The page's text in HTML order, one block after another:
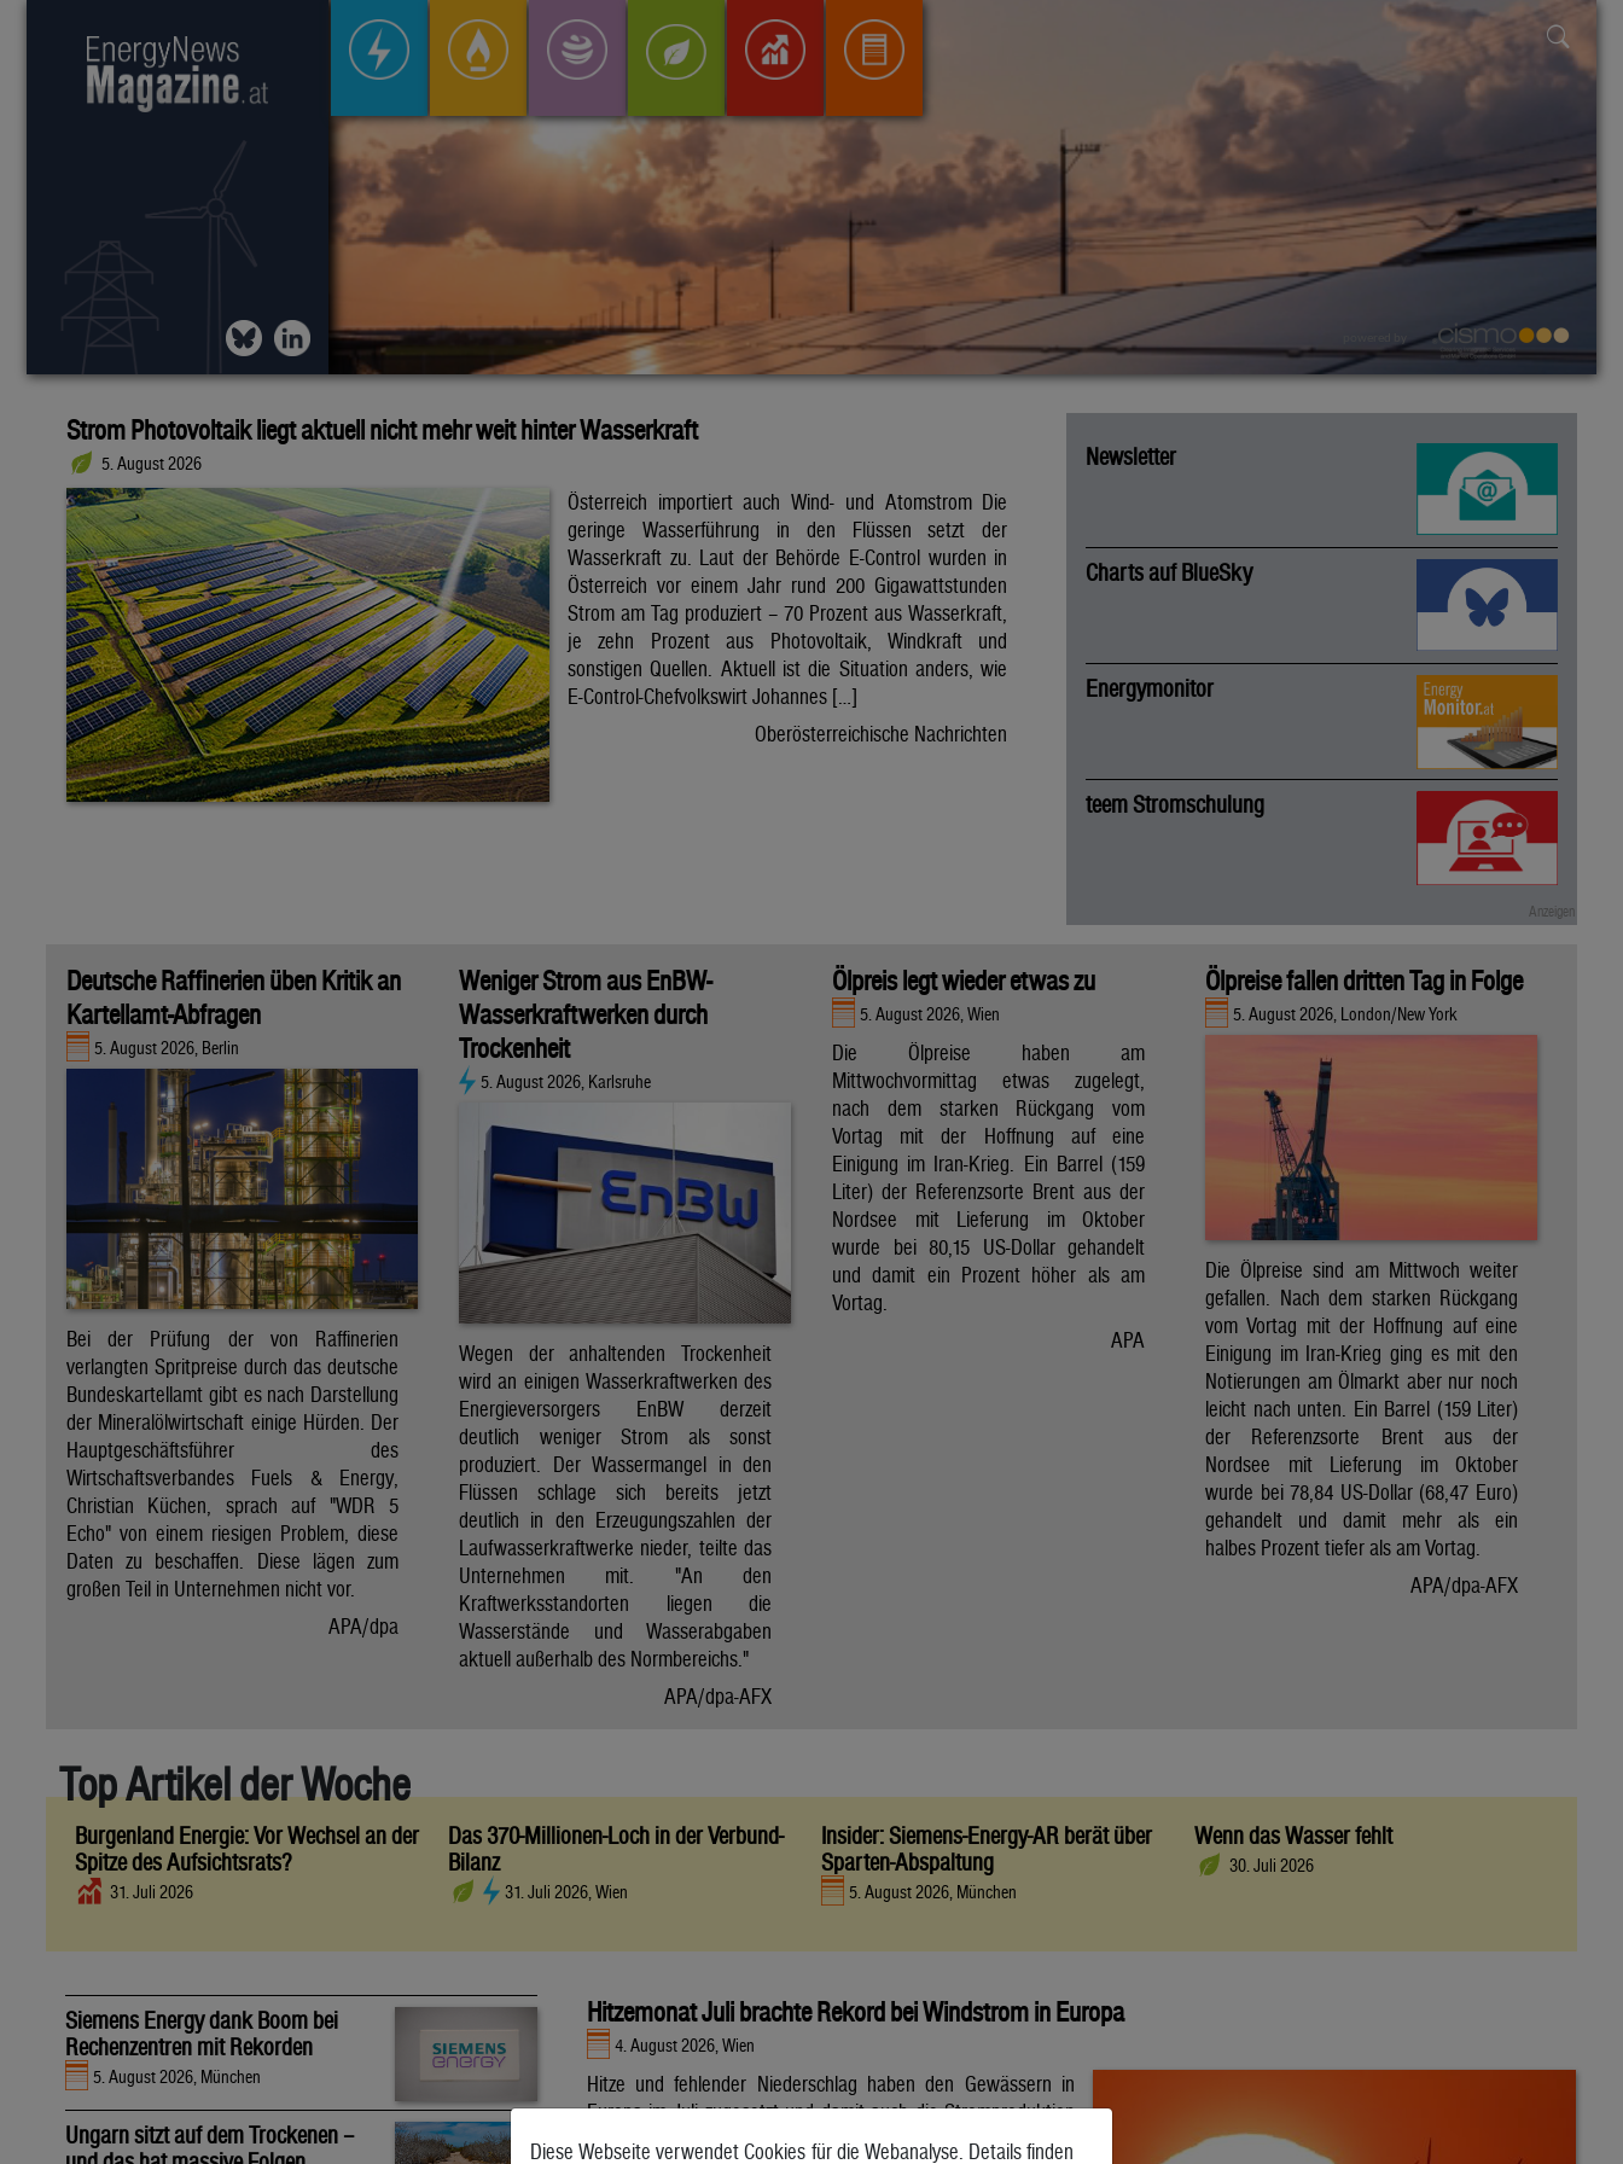
Strom Photovoltaik liegt aktuell nicht mehr weit hinter Wasserkraft
5. August 2026
Österreich importiert auch Wind- und Atomstrom Die
geringe Wasserführung in den Flüssen setzt der
Wasserkraft zu. Laut der Behörde E-Control wurden in
Österreich vor einem Jahr rund 200 Gigawattstunden
Strom am Tag produziert – 70 Prozent aus Wasserkraft,
je zehn Prozent aus Photovoltaik, Windkraft und
sonstigen Quellen. Aktuell ist die Situation anders, wie
E-Control-Chefvolkswirt Johannes […]
Oberösterreichische Nachrichten
Newsletter
Charts auf BlueSky
Energymonitor
teem Stromschulung
Deutsche Raffinerien üben Kritik an
Kartellamt-Abfragen
5. August 2026, Berlin
Bei der Prüfung der von Raffinerien
verlangten Spritpreise durch das deutsche
Bundeskartellamt gibt es nach Darstellung
der Mineralölwirtschaft einige Hürden. Der
Hauptgeschäftsführer des
Wirtschaftsverbandes Fuels & Energy,
Christian Küchen, sprach auf "WDR 5
Echo" von einem riesigen Problem, diese
Daten zu beschaffen. Diese lägen zum
großen Teil in Unternehmen nicht vor.
APA/dpa
Weniger Strom aus EnBW-
Wasserkraftwerken durch
Trockenheit
5. August 2026, Karlsruhe
Wegen der anhaltenden Trockenheit
wird an einigen Wasserkraftwerken des
Energieversorgers EnBW derzeit
deutlich weniger Strom als sonst
produziert. Der Wassermangel in den
Flüssen schlage sich bereits jetzt
deutlich in den Erzeugungszahlen der
Laufwasserkraftwerke nieder, teilte das
Unternehmen mit. "An den
Kraftwerksstandorten liegen die
Wasserstände und Wasserabgaben
aktuell außerhalb des Normbereichs."
APA/dpa-AFX
Ölpreis legt wieder etwas zu
5. August 2026, Wien
Die Ölpreise haben am
Mittwochvormittag etwas zugelegt,
nach dem starken Rückgang vom
Vortag mit der Hoffnung auf eine
Einigung im Iran-Krieg. Ein Barrel (159
Liter) der Referenzsorte Brent aus der
Nordsee mit Lieferung im Oktober
wurde bei 80,15 US-Dollar gehandelt
und damit ein Prozent höher als am
Vortag.
APA
Ölpreise fallen dritten Tag in Folge
5. August 2026, London/New York
Die Ölpreise sind am Mittwoch weiter
gefallen. Nach dem starken Rückgang
vom Vortag mit der Hoffnung auf eine
Einigung im Iran-Krieg ging es mit den
Notierungen am Ölmarkt aber nur noch
leicht nach unten. Ein Barrel (159 Liter)
der Referenzsorte Brent aus der
Nordsee mit Lieferung im Oktober
wurde bei 78,84 US-Dollar (68,47 Euro)
gehandelt und damit mehr als ein
halbes Prozent tiefer als am Vortag.
APA/dpa-AFX
Top Artikel der Woche
Burgenland Energie: Vor Wechsel an der
Spitze des Aufsichtsrats?
31. Juli 2026
Das 370-Millionen-Loch in der Verbund-
Bilanz
31. Juli 2026, Wien
Insider: Siemens-Energy-AR berät über
Sparten-Abspaltung
5. August 2026, München
Wenn das Wasser fehlt
30. Juli 2026
Siemens Energy dank Boom bei
Rechenzentren mit Rekorden
5. August 2026, München
Ungarn sitzt auf dem Trockenen –
Hitzemonat Juli brachte Rekord bei Windstrom in Europa
4. August 2026, Wien
Hitze und fehlender Niederschlag haben den Gewässern in
Europa im Juli zugesetzt und damit auch die Stromproduktion
aus Wasser- und Atomkraft beeinträchtigt. Unterdessen
Diese Webseite verwendet Cookies für die Webanalyse. Details finden